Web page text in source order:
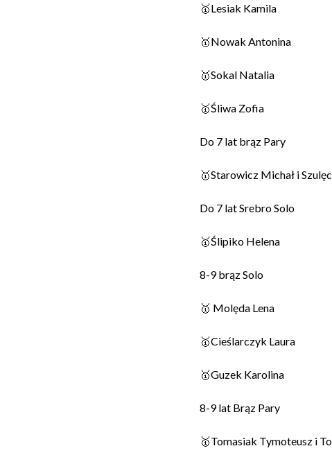
🥇Lesiak Kamila
🥇Nowak Antonina
🥇Sokal Natalia
🥇Śliwa Zofia
Do 7 lat brąz Pary
🥇Starowicz Michał i
Do 7 lat Srebro Solo
🥇Ślipiko Helena
8-9 brąz Solo
🥇 Molęda Lena
🥇Cieślarczyk Laura
🥇Guzek Karolina
8-9 lat Brąz Pary
🥇Tomasiak Tymoteusz i